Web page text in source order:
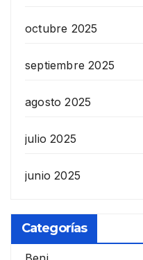
octubre 2025
septiembre 2025
agosto 2025
julio 2025
junio 2025
Categorías